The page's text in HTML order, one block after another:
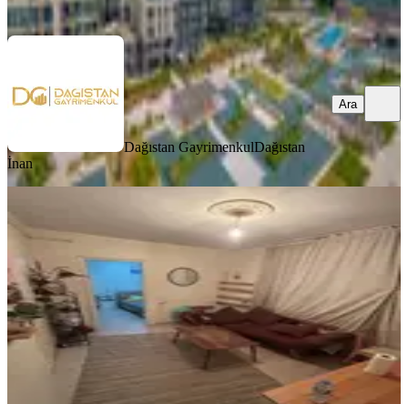
Ara
Dağıstan GayrimenkulDağıstan
İnan
Ara
Metroya Yakın Eşyalı Daire
Eyüpsultan, İslambey Mahallesi
70 m²·Yüksek giriş 04.08.2026
35.000 ₺
Karadoğanlar Emlak Serdar Karadoğan